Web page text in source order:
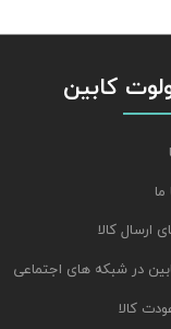
کابین
ارسال کالا
در شبکه های اجتماعی
کالا